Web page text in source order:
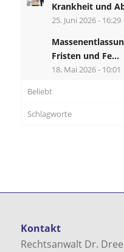
Krankheit und
25. Juni 2026 - 16:29
Fristen und Fe...
18. Mai 2026 - 10:01
Beliebt
Schlagworte
Kontakt
Rechtsanwalt Dr.